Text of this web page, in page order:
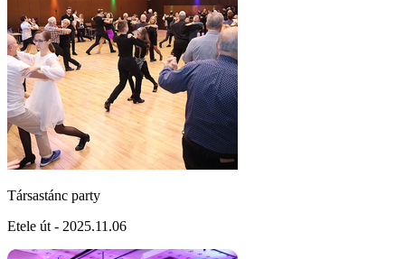
Társastánc party
Etele út - 2025.11.06